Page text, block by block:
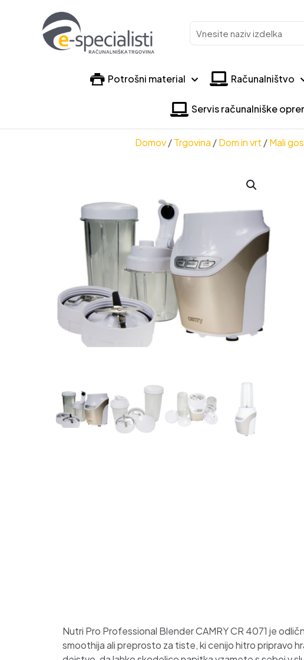
Vnesite
naziv
Potrošni material Računalništvo
Servis računalniške
Domov / Trgovina / Dom in vrt / Mali
Nutri Pro Professional Blender CAMRY CR 4071 je
smoothija ali preprosto za tiste, ki cenijo hitro pripravo